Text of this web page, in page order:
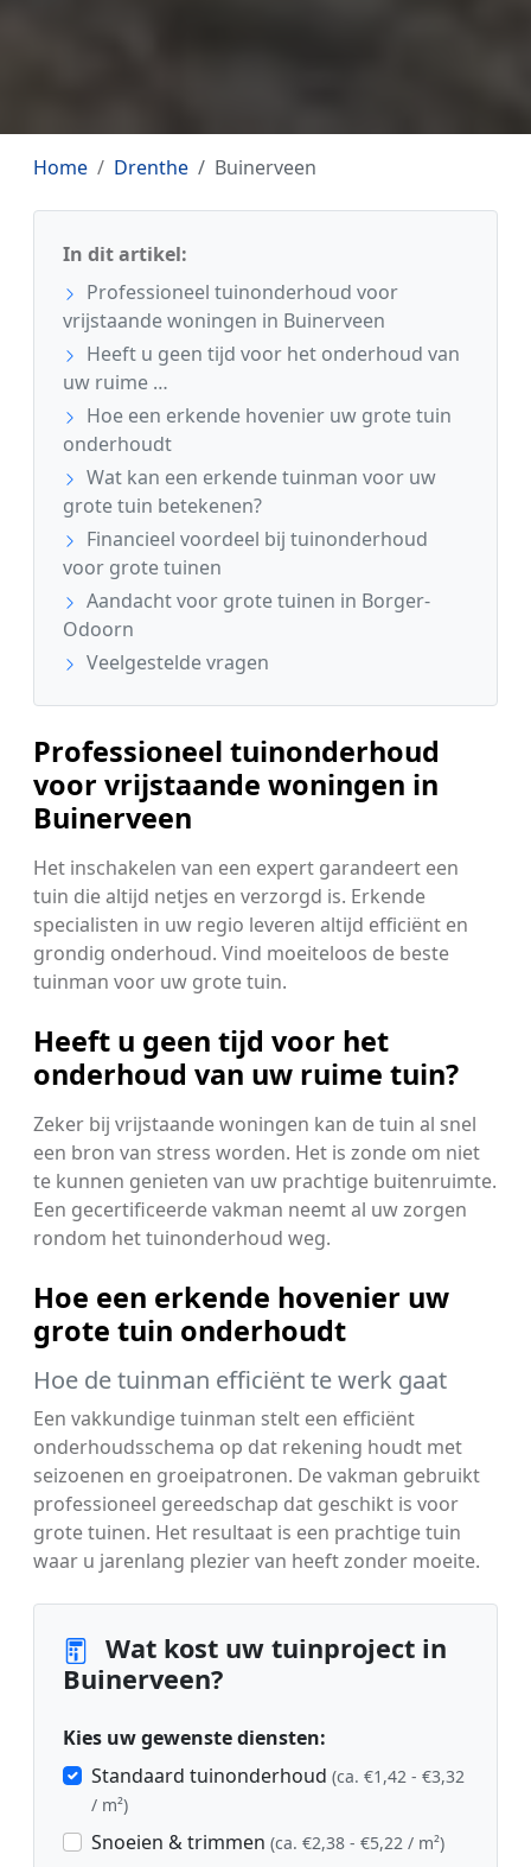
Home Drenthe Buinerveen
In dit artikel:
Professioneel tuinonderhoud voor
vrijstaande woningen in Buinerveen
Heeft u geen tijd voor het onderhoud van
uw ruime …
Hoe een erkende hovenier uw grote tuin
onderhoudt
Wat kan een erkende tuinman voor uw
grote tuin betekenen?
Financieel voordeel bij tuinonderhoud
voor grote tuinen
Aandacht voor grote tuinen in Borger-
Odoorn
Veelgestelde vragen
Professioneel tuinonderhoud
voor vrijstaande woningen in
Buinerveen
Het inschakelen van een expert garandeert een
tuin die altijd netjes en verzorgd is. Erkende
specialisten in uw regio leveren altijd efficiënt en
grondig onderhoud. Vind moeiteloos de beste
tuinman voor uw grote tuin.
Heeft u geen tijd voor het
onderhoud van uw ruime tuin?
Zeker bij vrijstaande woningen kan de tuin al snel
een bron van stress worden. Het is zonde om niet
te kunnen genieten van uw prachtige buitenruimte.
Een gecertificeerde vakman neemt al uw zorgen
rondom het tuinonderhoud weg.
Hoe een erkende hovenier uw
grote tuin onderhoudt
Hoe de tuinman efficiënt te werk gaat
Een vakkundige tuinman stelt een efficiënt
onderhoudsschema op dat rekening houdt met
seizoenen en groeipatronen. De vakman gebruikt
professioneel gereedschap dat geschikt is voor
grote tuinen. Het resultaat is een prachtige tuin
waar u jarenlang plezier van heeft zonder moeite.
Wat kost uw tuinproject in
Buinerveen?
Kies uw gewenste diensten:
Standaard tuinonderhoud (ca. €1,42 - €3,32
/ m²)
Snoeien & trimmen (ca. €2,38 - €5,22 / m²)